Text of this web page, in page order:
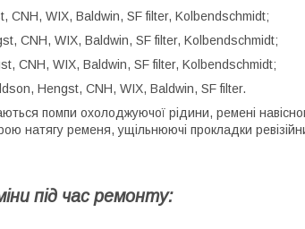
CNH, WIX, Baldwin, SF filter, Kolbendschmidt;
CNH, WIX, Baldwin, SF filter, Kolbendschmidt;
CNH, WIX, Baldwin, SF filter, Kolbendschmidt;
Hengst, CNH, WIX, Baldwin, SF filter.
помпи охолоджуючої рідини, ремені
натягу ременя, ущільнюючі прокладки
під час ремонту: